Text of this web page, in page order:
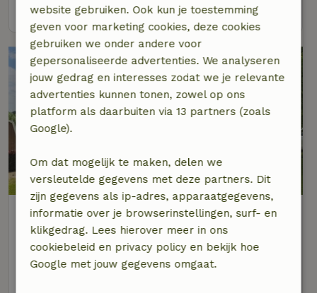
bekijk
Natuurhuisje in Langerak
Op 5 km afstand van Polsbroek
9,3/10
2 personen 1 slaapkamer
website gebruiken. Ook kun je toestemming
geven voor marketing cookies, deze cookies
gebruiken we onder andere voor
gepersonaliseerde advertenties. We analyseren
jouw gedrag en interesses zodat we je relevante
advertenties kunnen tonen, zowel op ons
platform als daarbuiten via 13 partners (zoals
Google).
Om dat mogelijk te maken, delen we
versleutelde gegevens met deze partners. Dit
zijn gegevens als ip-adres, apparaatgegevens,
informatie over je browserinstellingen, surf- en
klikgedrag. Lees hierover meer in ons
cookiebeleid en privacy policy en bekijk hoe
Google met jouw gegevens omgaat.